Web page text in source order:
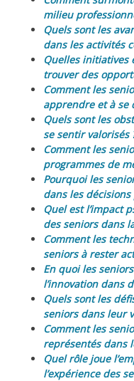
milieu
Quels sont les
dans les activités
Quelles initiatives
trouver des
Comment les
apprendre et à se
Quels sont les
se sentir valorisés
Comment les
programmes de
Pourquoi les
dans les
Quel est l’impact
des seniors dans
Comment les
seniors à rester
En quoi les
l’innovation dans
Quels sont les
seniors dans leur
Comment les
représentés dans
Quel rôle joue
l’expérience des